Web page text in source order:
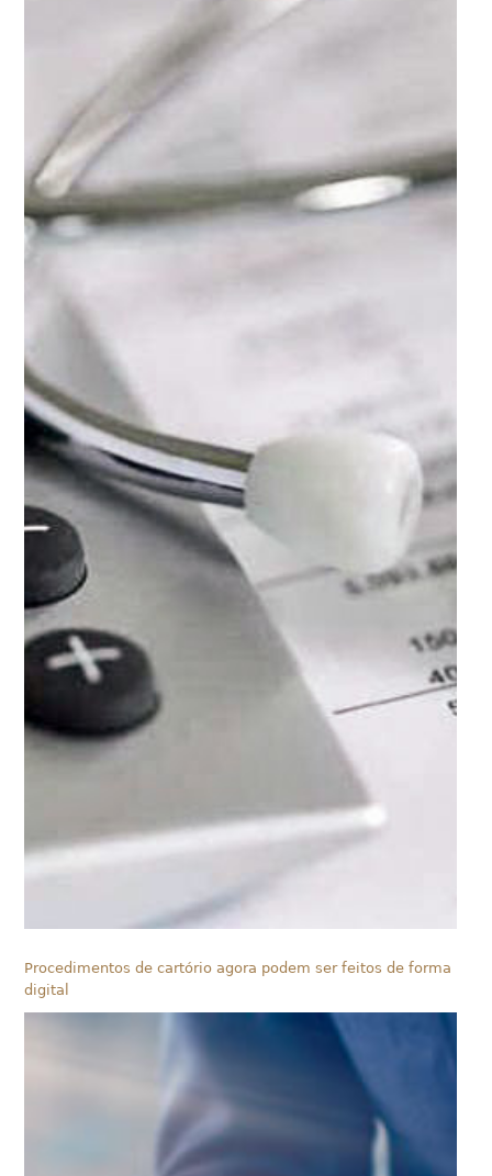
Procedimentos de cartório agora podem ser feitos de forma
digital